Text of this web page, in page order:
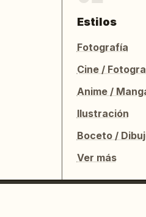
Estilos
Fotografía
Cine /
Anime /
Ilustración
Boceto /
Ver más